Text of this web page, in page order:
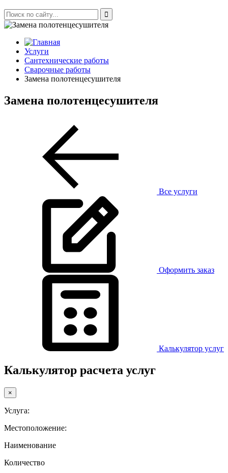
Услуги
Сантехнические работы
Сварочные работы
Замена полотенцесушителя
Замена полотенцесушителя
Все услуги
Оформить заказ
Калькулятор услуг
Калькулятор расчета услуг
×
Услуга:
Местоположение:
Наименование
Количество